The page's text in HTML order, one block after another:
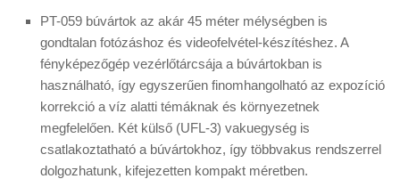
PT-059 búvártok az akár 45 méter mélységben is
gondtalan fotózáshoz és videofelvétel-készítéshez. A
fényképezőgép vezérlőtárcsája a búvártokban is
használható, így egyszerűen finomhangolható az expozíció
korrekció a víz alatti témáknak és környezetnek
megfelelően. Két külső (UFL-3) vakuegység is
csatlakoztatható a búvártokhoz, így többvakus rendszerrel
dolgozhatunk, kifejezetten kompakt méretben.